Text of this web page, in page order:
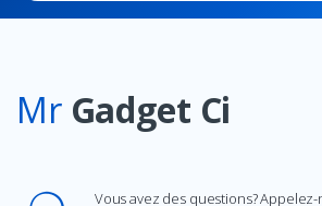
Mr Gadget Ci
Vous avez des questions? Appelez-